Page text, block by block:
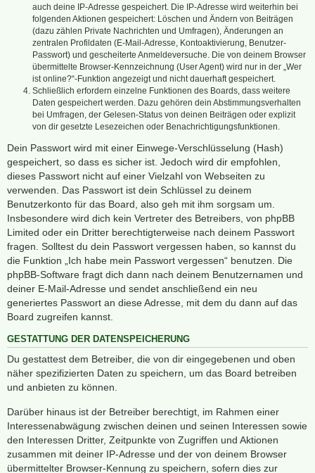
auch deine IP-Adresse gespeichert. Die IP-Adresse wird weiterhin bei
folgenden Aktionen gespeichert: Löschen und Ändern von Beiträgen
(dazu zählen Private Nachrichten und Umfragen), Änderungen an
zentralen Profildaten (E-Mail-Adresse, Kontoaktivierung, Benutzer-
Passwort) und gescheiterte Anmeldeversuche. Die von deinem Browser
übermittelte Browser-Kennzeichnung (User Agent) wird nur in der „Wer
ist online?“-Funktion angezeigt und nicht dauerhaft gespeichert.
Schließlich erfordern einzelne Funktionen des Boards, dass weitere
Daten gespeichert werden. Dazu gehören dein Abstimmungsverhalten
bei Umfragen, der Gelesen-Status von deinen Beiträgen oder explizit
von dir gesetzte Lesezeichen oder Benachrichtigungsfunktionen.
Dein Passwort wird mit einer Einwege-Verschlüsselung (Hash)
gespeichert, so dass es sicher ist. Jedoch wird dir empfohlen,
dieses Passwort nicht auf einer Vielzahl von Webseiten zu
verwenden. Das Passwort ist dein Schlüssel zu deinem
Benutzerkonto für das Board, also geh mit ihm sorgsam um.
Insbesondere wird dich kein Vertreter des Betreibers, von phpBB
Limited oder ein Dritter berechtigterweise nach deinem Passwort
fragen. Solltest du dein Passwort vergessen haben, so kannst du
die Funktion „Ich habe mein Passwort vergessen“ benutzen. Die
phpBB-Software fragt dich dann nach deinem Benutzernamen und
deiner E-Mail-Adresse und sendet anschließend ein neu
generiertes Passwort an diese Adresse, mit dem du dann auf das
Board zugreifen kannst.
GESTATTUNG DER DATENSPEICHERUNG
Du gestattest dem Betreiber, die von dir eingegebenen und oben
näher spezifizierten Daten zu speichern, um das Board betreiben
und anbieten zu können.
Darüber hinaus ist der Betreiber berechtigt, im Rahmen einer
Interessenabwägung zwischen deinen und seinen Interessen sowie
den Interessen Dritter, Zeitpunkte von Zugriffen und Aktionen
zusammen mit deiner IP-Adresse und der von deinem Browser
übermittelter Browser-Kennung zu speichern, sofern dies zur